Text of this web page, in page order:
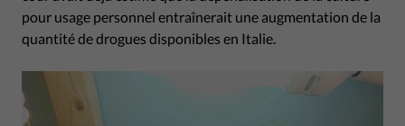
pour usage personnel entraînerait une augmentation de la
quantité de drogues disponibles en Italie.